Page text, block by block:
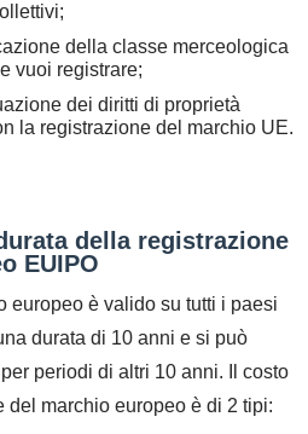
della classe merceologica
vuoi registrare;
dei diritti di proprietà
la registrazione del marchio UE.
della registrazione
EUIPO
europeo è valido su tutti i paesi
durata di 10 anni e si può
periodi di altri 10 anni. Il costo
del marchio europeo è di 2 tipi: